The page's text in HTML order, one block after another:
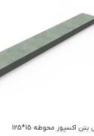
بتن اکسپوز محوطه 15*125